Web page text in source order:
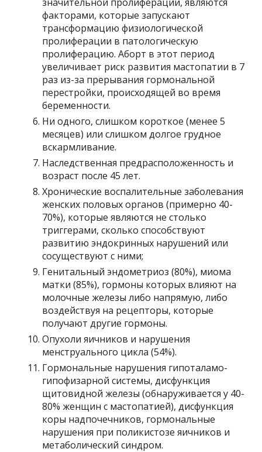
факторами, которые запускают
трансформацию физиологической
пролиферации в патологическую
пролиферацию. Аборт в этот период
увеличивает риск развития мастопатии в 7
раз из-за прерывания гормональной
перестройки, происходящей во время
беременности.
Ни одного, слишком короткое (менее 5
месяцев) или слишком долгое грудное
вскармливание.
Наследственная предрасположенность и
возраст после 45 лет.
Хронические воспалительные заболевания
женских половых органов (примерно 40-
70%), которые являются не столько
триггерами, сколько способствуют
развитию эндокринных нарушений или
сосуществуют с ними;
Генитальный эндометриоз (80%), миома
матки (85%), гормоны которых влияют на
молочные железы либо напрямую, либо
воздействуя на рецепторы, которые
получают другие гормоны.
Опухоли яичников и нарушения
менструального цикла (54%).
Гормональные нарушения гипоталамо-
гипофизарной системы, дисфункция
щитовидной железы (обнаруживается у 40-
80% женщин с мастопатией), дисфункция
коры надпочечников, гормональные
нарушения при поликистозе яичников и
метаболический синдром.